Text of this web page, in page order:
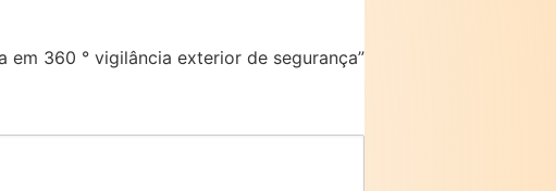
em 360 ° vigilância exterior de segurança”